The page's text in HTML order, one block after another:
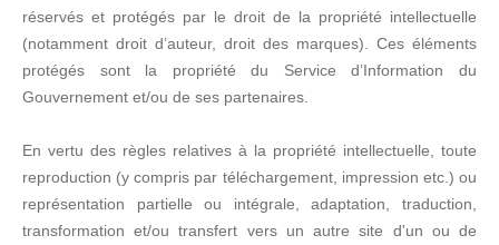
réservés et protégés par le droit de la propriété intellectuelle
(notamment droit d’auteur, droit des marques). Ces éléments
protégés sont la propriété du Service d’Information du
Gouvernement et/ou de ses partenaires.
En vertu des règles relatives à la propriété intellectuelle, toute
reproduction (y compris par téléchargement, impression etc.) ou
représentation partielle ou intégrale, adaptation, traduction,
transformation et/ou transfert vers un autre site d'un ou de